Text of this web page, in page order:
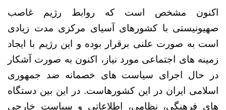
اکنون مشخص است که روابط رژیم غاصب
صهیونیستی با کشورهای آسیای مرکزی مدت زیادی
است به صورت علنی برقرار بوده و این رژیم با ایجاد
زمینه های اجتماعی مورد نیاز، اکنون به صورت آشکار
در حال اجرای سیاست های خصمانه ضد جمهوری
اسلامی ایران در این کشورهاست. در
ین بین دستگاه
های فرهنگی، نظامی، اطلاعاتی و سیاست خارجی